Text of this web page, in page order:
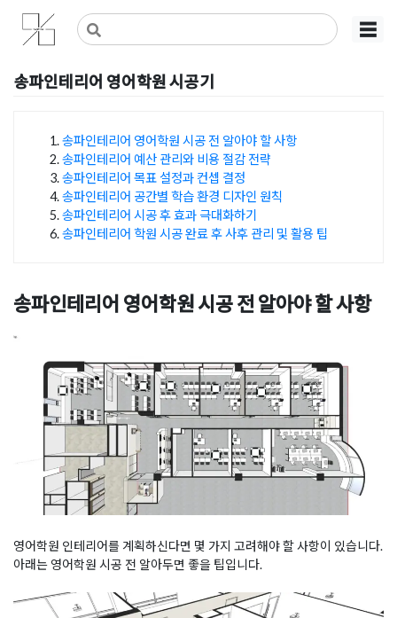
Skip
content
사무실인테리어 디자인 공사 비용견적 플랫폼
사무실인테리어 916
☰
송파인테리어 영어학원 시공기
송파인테리어 영어학원 시공 전 알아야 할 사항
송파인테리어 예산 관리와 비용 절감 전략
송파인테리어 목표 설정과 컨셉 결정
송파인테리어 공간별 학습 환경 디자인 원칙
송파인테리어 시공 후 효과 극대화하기
송파인테리어 학원 시공 완료 후 사후 관리 및 활용 팁
송파인테리어 영어학원 시공 전 알아야 할 사항
영어학원 인테리어를 계획하신다면 몇 가지 고려해야 할 사항이 있습니다.
아래는 영어학원 시공 전 알아두면 좋을 팁입니다.